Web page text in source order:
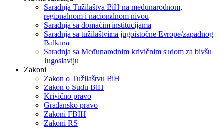
Saradnja Tužilaštva BiH na međunarodnom,
regionalnom i nacionalnom nivou
Saradnja sa domaćim institucijama
Saradnja sa tužilaštvima jugoistočne Evrope/zapadnog
Balkana
Saradnja sa Međunarodnim krivičnim sudom za bivšu
Jugoslaviju
Zakoni
Zakon o Тužilaštvu BiH
Zakon o Sudu BiH
Krivično pravo
Građansko pravo
Zakoni FBIH
Zakoni RS